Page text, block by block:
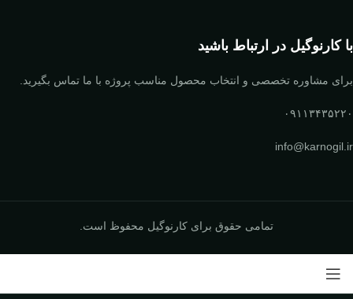
با کارنوگیل در ارتباط باشید
برای مشاوره تخصصی و انتخاب محصول مناسب پروژه با ما تماس بگیرید.
۰۹۱۱۳۴۳۵۲۲۰
info@karnogil.ir
تمامی حقوق برای کارنوگیل محفوظ است.